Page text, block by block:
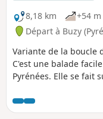
8,18 km
+54 m
Départ à Buzy
Variante de la boucle
C'est une balade
Pyrénées. Elle se fait
parcours avec un